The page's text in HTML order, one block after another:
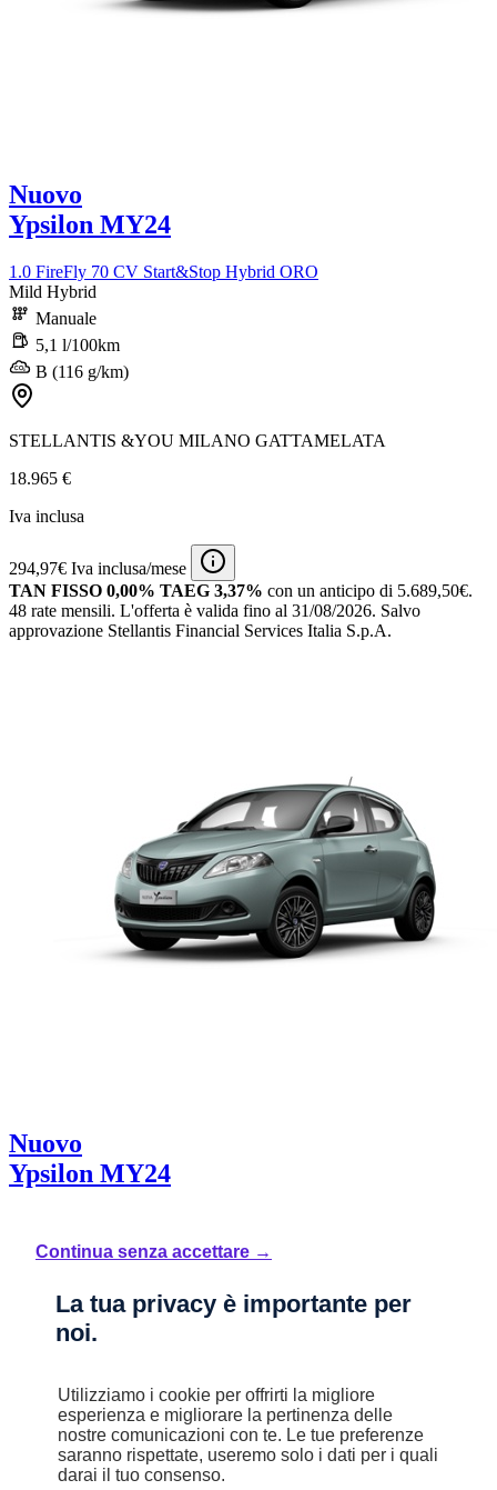
Nuovo
Ypsilon MY24
1.0 FireFly 70 CV Start&Stop Hybrid ORO
Mild Hybrid
Manuale
5,1 l/100km
B (116 g/km)
STELLANTIS &YOU MILANO GATTAMELATA
18.965 €
Iva inclusa
294,97€ Iva inclusa/mese
TAN FISSO 0,00% TAEG 3,37% con un anticipo di 5.689,50€.
48 rate mensili. L'offerta è valida fino al 31/08/2026. Salvo
approvazione Stellantis Financial Services Italia S.p.A.
Nuovo
Ypsilon MY24
Mild Hybrid
4,9 l/100km
B (110 g/km)
STELLANTIS &YOU MILANO GATTAMELATA
Prezzo di listino
20.750 €
Continua senza accettare →
La tua privacy è importante per
noi.
Utilizziamo i cookie per offrirti la migliore
esperienza e migliorare la pertinenza delle
nostre comunicazioni con te. Le tue preferenze
saranno rispettate, useremo solo i dati per i quali
darai il tuo consenso.